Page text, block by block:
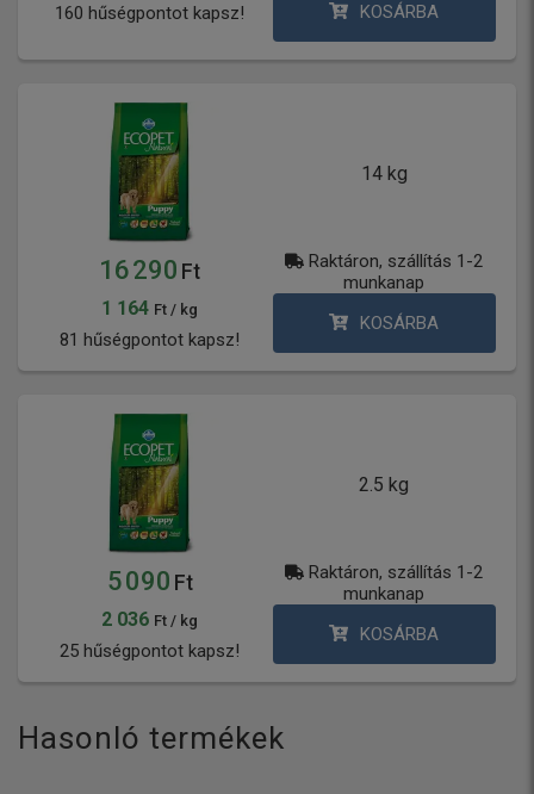
160 hűségpontot kapsz! KOSÁRBA
14 kg
16 290 Ft
1 164 Ft / kg
81 hűségpontot kapsz!
Raktáron, szállítás 1-2
munkanap
KOSÁRBA
2.5 kg
5 090 Ft
2 036 Ft / kg
25 hűségpontot kapsz!
Raktáron, szállítás 1-2
munkanap
KOSÁRBA
Hasonló termékek